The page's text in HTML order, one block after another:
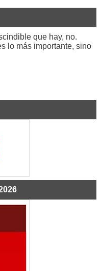
que hay, no.
lo más importante, sino